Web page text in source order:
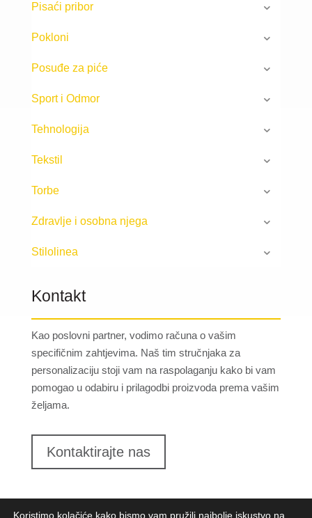
Pisaći pribor
Pokloni
Posuđe za piće
Sport i Odmor
Tehnologija
Tekstil
Torbe
Zdravlje i osobna njega
Stilolinea
Kontakt
Kao poslovni partner, vodimo računa o vašim
specifičnim zahtjevima. Naš tim stručnjaka za
personalizaciju stoji vam na raspolaganju kako bi vam
pomogao u odabiru i prilagodbi proizvoda prema vašim
željama.
Kontaktirajte nas
Koristimo kolačiće kako bismo vam pružili najbolje iskustvo na